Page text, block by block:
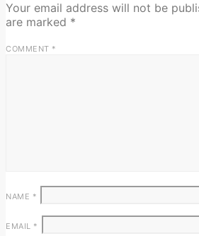
Your email address will not be
are marked *
COMMENT *
NAME *
EMAIL *